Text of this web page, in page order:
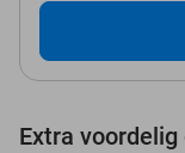
Extra